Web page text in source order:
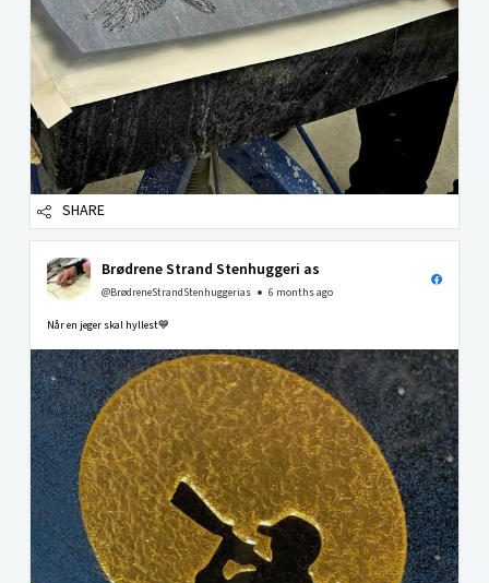
SHARE
Brødrene Strand Stenhuggeri as
@BrødreneStrandStenhuggerias 6 months ago
Når en jeger skal hyllest💙